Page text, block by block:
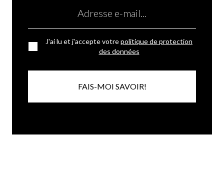
J'ai lu et j'accepte votrepolitique de protection
des données
FAIS-MOI SAVOIR!